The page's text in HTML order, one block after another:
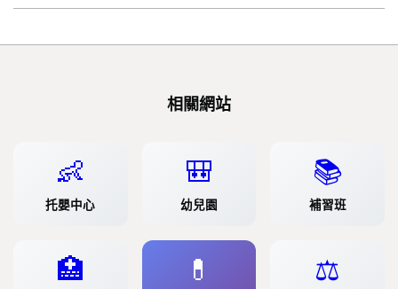
相關網站
👶
托嬰中心
🎒
幼兒園
📚
補習班
🏥 💊 ⚖️